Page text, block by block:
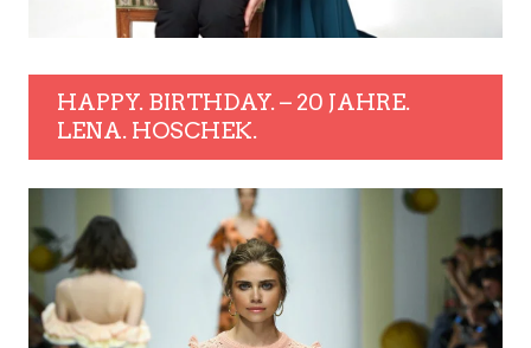
HAPPY. BIRTHDAY. – 20 JAHRE.
LENA. HOSCHEK.